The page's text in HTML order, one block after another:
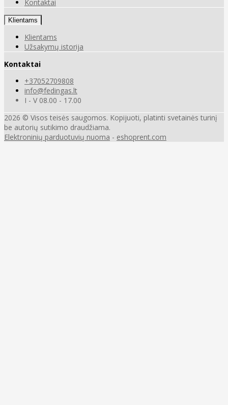
Kontaktai
Klientams
Klientams
Užsakymų istorija
Kontaktai
+37052709808
info@fedingas.lt
I - V 08.00 - 17.00
2026 © Visos teisės saugomos. Kopijuoti, platinti svetainės turinį
be autorių sutikimo draudžiama.
Elektroninių parduotuvių nuoma - eshoprent.com